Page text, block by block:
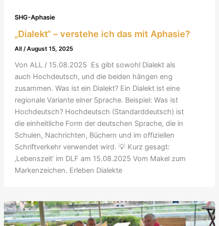
SHG-Aphasie
„Dialekt“ – verstehe ich das mit Aphasie?
All /August 15, 2025
Von ALL / 15.08.2025 Es gibt sowohl Dialekt als
auch Hochdeutsch, und die beiden hängen eng
zusammen. Was ist ein Dialekt? Ein Dialekt ist eine
regionale Variante einer Sprache. Beispiel: Was ist
Hochdeutsch? Hochdeutsch (Standarddeutsch) ist
die einheitliche Form der deutschen Sprache, die in
Schulen, Nachrichten, Büchern und im offiziellen
Schriftverkehr verwendet wird. 💡 Kurz gesagt:
‚Lebenszeit’ im DLF am 15.08.2025 Vom Makel zum
Markenzeichen. Erleben Dialekte